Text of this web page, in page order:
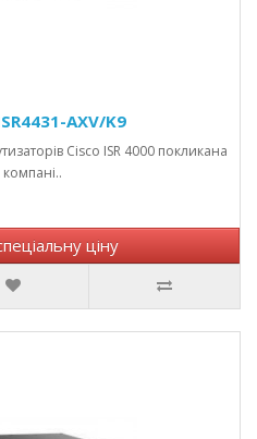
AXV/K9
Cisco ISR 4000 покликана
ціну